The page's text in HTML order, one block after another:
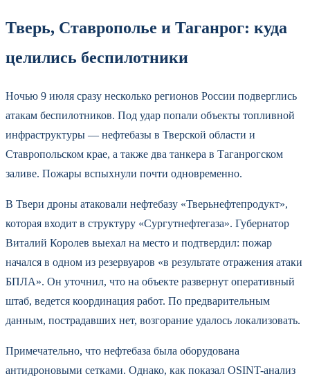
Тверь, Ставрополье и Таганрог: куда
целились беспилотники
Ночью 9 июля сразу несколько регионов России подверглись
атакам беспилотников. Под удар попали объекты топливной
инфраструктуры — нефтебазы в Тверской области и
Ставропольском крае, а также два танкера в Таганрогском
заливе. Пожары вспыхнули почти одновременно.
В Твери дроны атаковали нефтебазу «Тверьнефтепродукт»,
которая входит в структуру «Сургутнефтегаза». Губернатор
Виталий Королев выехал на место и подтвердил: пожар
начался в одном из резервуаров «в результате отражения атаки
БПЛА». Он уточнил, что на объекте развернут оперативный
штаб, ведется координация работ. По предварительным
данным, пострадавших нет, возгорание удалось локализовать.
Примечательно, что нефтебаза была оборудована
антидроновыми сетками. Однако, как показал OSINT-анализ